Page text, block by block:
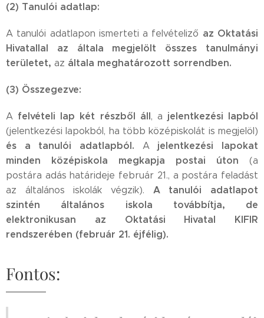
(2) Tanulói adatlap:
A tanulói adatlapon ismerteti a felvételiző az Oktatási
Hivatallal az általa megjelölt összes tanulmányi
területet, az általa meghatározott sorrendben.
(3) Összegezve:
A felvételi lap két részből áll, a jelentkezési lapból
(jelentkezési lapokból, ha több középiskolát is megjelöl)
és a tanulói adatlapból. A jelentkezési lapokat
minden középiskola megkapja postai úton (a
postára adás határideje február 21., a postára feladást
az általános iskolák végzik). A tanulói adatlapot
szintén általános iskola továbbítja, de
elektronikusan az Oktatási Hivatal KIFIR
rendszerében (február 21. éjfélig).
Fontos: